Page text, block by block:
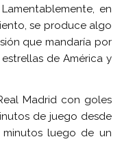
en
se produce algo
que mandaría por
de América y
Madrid con goles
de juego desde
luego de un